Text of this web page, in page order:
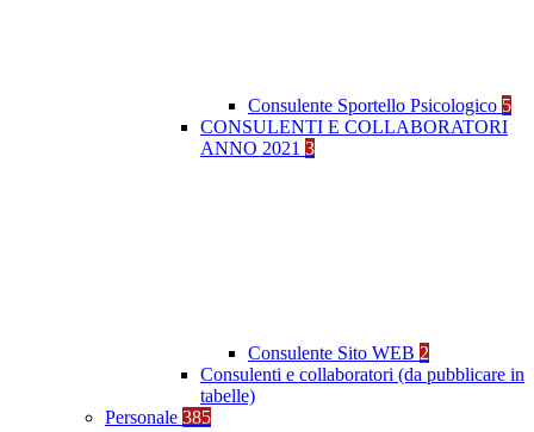
Consulente Sportello Psicologico 5
CONSULENTI E COLLABORATORI
ANNO 2021 3
Consulente Sito WEB 2
Consulenti e collaboratori (da pubblicare in
tabelle)
Personale 385